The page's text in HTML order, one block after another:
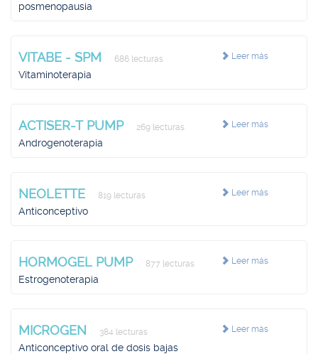
posmenopausia
Leer más
VITABE - SPM 686 lecturas
Vitaminoterapia
Leer más
ACTISER-T PUMP 269 lecturas
Androgenoterapia
Leer más
NEOLETTE 819 lecturas
Anticonceptivo
Leer más
HORMOGEL PUMP 877 lecturas
Estrogenoterapia
Leer más
MICROGEN 384 lecturas
Anticonceptivo oral de dosis bajas